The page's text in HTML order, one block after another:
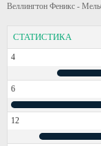
Веллингтон Феникс -
СТАТИСТИКА
4
6
12